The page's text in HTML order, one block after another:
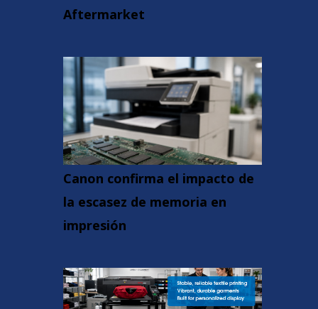
Aftermarket
Canon confirma el impacto de
la escasez de memoria en
impresión